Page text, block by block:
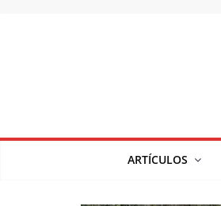
ARTÍCULOS